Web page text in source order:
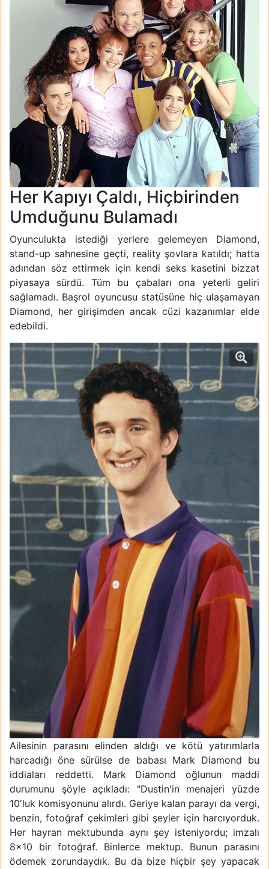
Her Kapıyı Çaldı, Hiçbirinden
Umduğunu Bulamadı
Oyunculukta istediği yerlere gelemeyen Diamond,
stand-up sahnesine geçti, reality şovlara katıldı; hatta
adından söz ettirmek için kendi seks kasetini bizzat
piyasaya sürdü. Tüm bu çabaları ona yeterli geliri
sağlamadı. Başrol oyuncusu statüsüne hiç ulaşamayan
Diamond, her girişimden ancak cüzi kazanımlar elde
edebildi.
Ailesinin parasını elinden aldığı ve kötü yatırımlarla
harcadığı öne sürülse de babası Mark Diamond bu
iddiaları reddetti. Mark Diamond oğlunun maddi
durumunu şöyle açıkladı: "Dustin'in menajeri yüzde
10'luk komisyonunu alırdı. Geriye kalan parayı da vergi,
benzin, fotoğraf çekimleri gibi şeyler için harcıyorduk.
Her hayran mektubunda aynı şey isteniyordu; imzalı
8x10 bir fotoğraf. Binlerce mektup. Bunun parasını
ödemek zorundaydık. Bu da bize hiçbir şey yapacak